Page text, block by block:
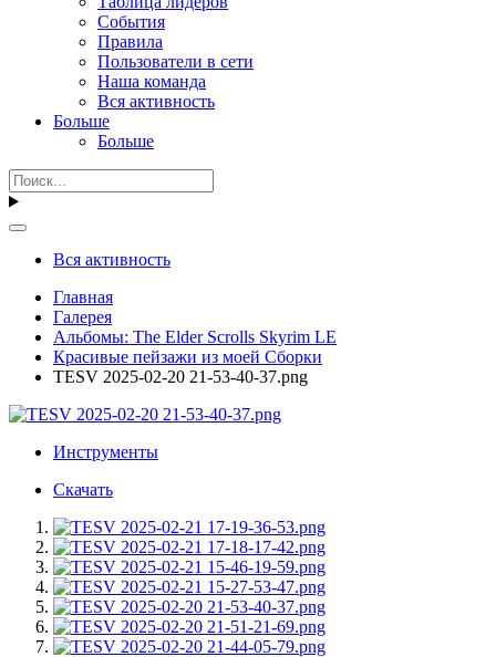
События
Правила
Пользователи в сети
Наша команда
Вся активность
Больше
Больше
Вся активность
Главная
Галерея
Альбомы: The Elder Scrolls Skyrim LE
Красивые пейзажи из моей Сборки
TESV 2025-02-20 21-53-40-37.png
Инструменты
Скачать